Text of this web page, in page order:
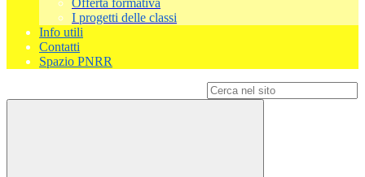
Offerta formativa
I progetti delle classi
Info utili
Contatti
Spazio PNRR